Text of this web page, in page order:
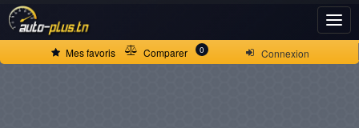
Connexion
Mes favoris Comparer 0
ACCUEIL